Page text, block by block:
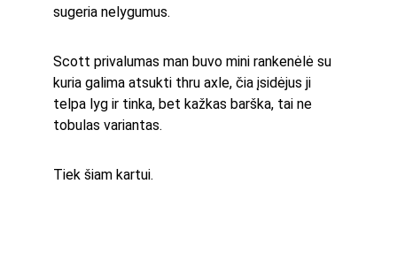
sugeria nelygumus.
Scott privalumas man buvo mini rankenėlė su
kuria galima atsukti thru axle, čia įsidėjus ji
telpa lyg ir tinka, bet kažkas barška, tai ne
tobulas variantas.
Tiek šiam kartui.